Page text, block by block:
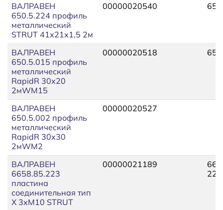
ВАЛРАВЕН
650.5.224 профиль
металлический
STRUT 41х21х1,5 2м
00000020540
ВАЛРАВЕН
650.5.015 профиль
металлический
RapidR 30х20
2мWM15
00000020518
ВАЛРАВЕН
650.5.002 профиль
металлический
RapidR 30х30
2мWM2
00000020527
ВАЛРАВЕН
6658.85.223
пластина
соединительная тип
X 3xM10 STRUT
00000021189
223